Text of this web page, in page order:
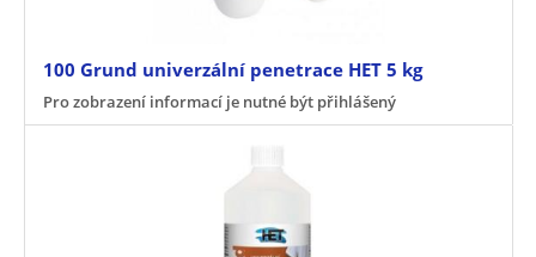
100 Grund univerzální penetrace HET 5 kg
Pro zobrazení informací je nutné být přihlášený